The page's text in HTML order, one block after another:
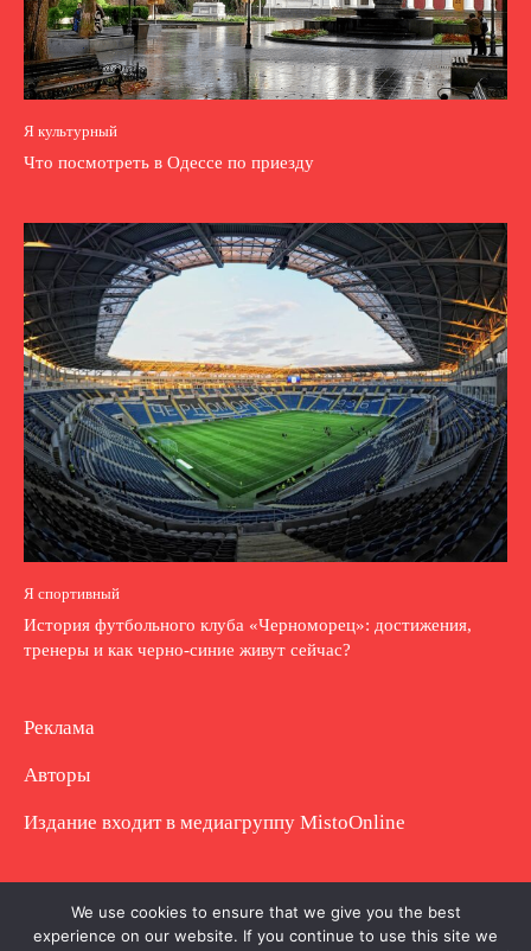
Я культурный
Что посмотреть в Одессе по приезду
Я спортивный
История футбольного клуба «Черноморец»: достижения,
тренеры и как черно-синие живут сейчас?
Реклама
Авторы
Издание входит в медиагруппу MistoOnline
Copyright © Полное использование материала
запрещено. Частично разрешено с гиперссылкой.
We use cookies to ensure that we give you the best
experience on our website. If you continue to use this site we